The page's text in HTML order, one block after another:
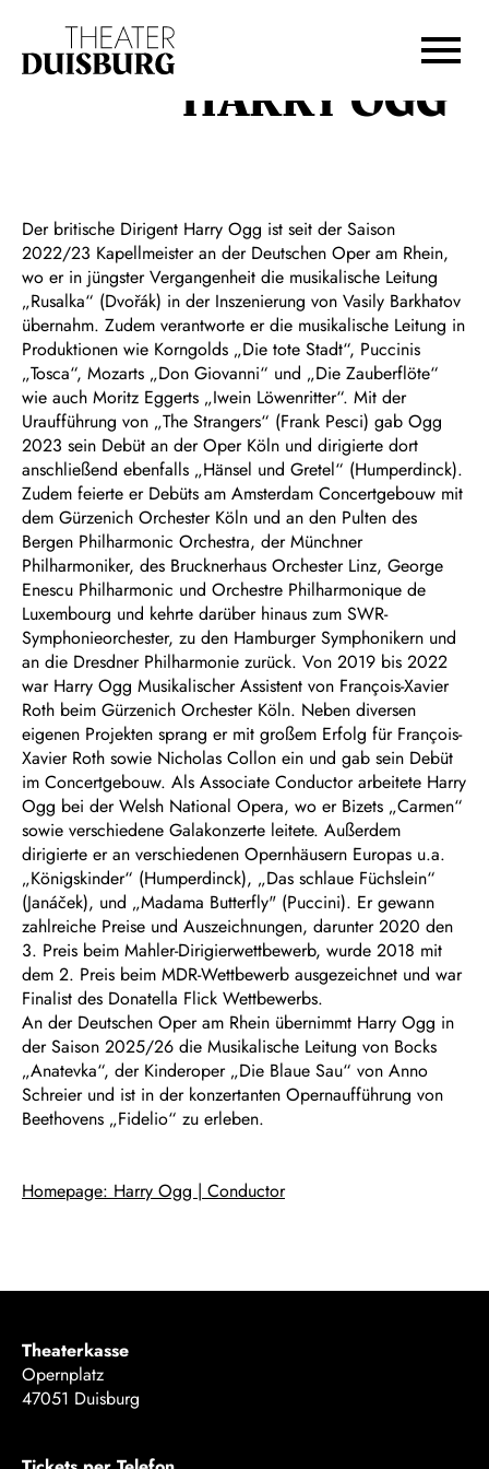
Zur Hauptnavigation springen
Zum Footer springen
HARRY OGG
Der britische Dirigent Harry Ogg ist seit der Saison
2022/23 Kapellmeister an der Deutschen Oper am Rhein,
wo er in jüngster Vergangenheit die musikalische Leitung
„Rusalka“ (Dvořák) in der Inszenierung von Vasily Barkhatov
übernahm. Zudem verantworte er die musikalische Leitung in
Produktionen wie Korngolds „Die tote Stadt“, Puccinis
„Tosca“, Mozarts „Don Giovanni“ und „Die Zauberflöte“
wie auch Moritz Eggerts „Iwein Löwenritter“. Mit der
Uraufführung von „The Strangers“ (Frank Pesci) gab Ogg
2023 sein Debüt an der Oper Köln und dirigierte dort
anschließend ebenfalls „Hänsel und Gretel“ (Humperdinck).
Zudem feierte er Debüts am Amsterdam Concertgebouw mit
dem Gürzenich Orchester Köln und an den Pulten des
Bergen Philharmonic Orchestra, der Münchner
Philharmoniker, des Brucknerhaus Orchester Linz, George
Enescu Philharmonic und Orchestre Philharmonique de
Luxembourg und kehrte darüber hinaus zum SWR-
Symphonieorchester, zu den Hamburger Symphonikern und
an die Dresdner Philharmonie zurück. Von 2019 bis 2022
war Harry Ogg Musikalischer Assistent von François-Xavier
Roth beim Gürzenich Orchester Köln. Neben diversen
eigenen Projekten sprang er mit großem Erfolg für François-
Xavier Roth sowie Nicholas Collon ein und gab sein Debüt
im Concertgebouw. Als Associate Conductor arbeitete Harry
Ogg bei der Welsh National Opera, wo er Bizets „Carmen“
sowie verschiedene Galakonzerte leitete. Außerdem
dirigierte er an verschiedenen Opernhäusern Europas u.a.
„Königskinder“ (Humperdinck), „Das schlaue Füchslein“
(Janáček), und „Madama Butterfly" (Puccini). Er gewann
zahlreiche Preise und Auszeichnungen, darunter 2020 den
3. Preis beim Mahler-Dirigierwettbewerb, wurde 2018 mit
dem 2. Preis beim MDR-Wettbewerb ausgezeichnet und war
Finalist des Donatella Flick Wettbewerbs.
An der Deutschen Oper am Rhein übernimmt Harry Ogg in
der Saison 2025/26 die Musikalische Leitung von Bocks
„Anatevka“, der Kinderoper „Die Blaue Sau“ von Anno
Schreier und ist in der konzertanten Opernaufführung von
Beethovens „Fidelio“ zu erleben.
Homepage: Harry Ogg | Conductor
Theaterkasse
Opernplatz
47051 Duisburg